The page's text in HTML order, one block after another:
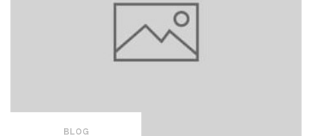
BLOG